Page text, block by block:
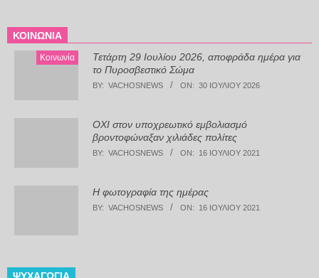
ΚΟΙΝΩΝΊΑ
Κοινωνία
Τετάρτη 29 Ιουλίου 2026, αποφράδα ημέρα για
το Πυροσβεστικό Σώμα
BY: VACHOSNEWS ON: 30 ΙΟΥΛΊΟΥ 2026
ΟΧΙ στον υποχρεωτικό εμβολιασμό
βροντοφώναξαν χιλιάδες πολίτες
BY: VACHOSNEWS ON: 16 ΙΟΥΛΊΟΥ 2021
Η φωτογραφία της ημέρας
BY: VACHOSNEWS ON: 16 ΙΟΥΛΊΟΥ 2021